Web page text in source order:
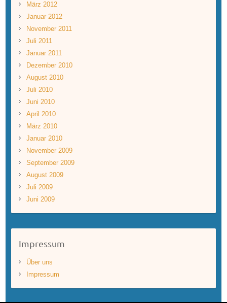
März 2012
Januar 2012
November 2011
Juli 2011
Januar 2011
Dezember 2010
August 2010
Juli 2010
Juni 2010
April 2010
März 2010
Januar 2010
November 2009
September 2009
August 2009
Juli 2009
Juni 2009
Impressum
Über uns
Impressum